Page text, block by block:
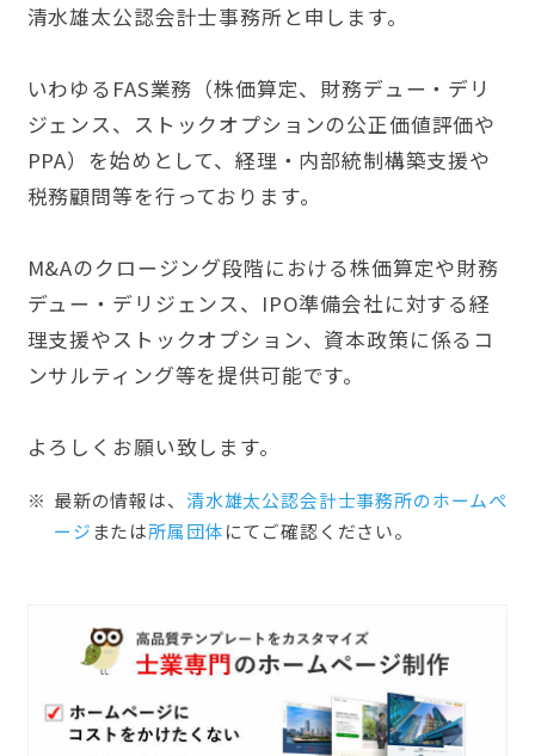
清水雄太公認会計士事務所と申します。
いわゆるFAS業務（株価算定、財務デュー・デリ
ジェンス、ストックオプションの公正価値評価や
PPA）を始めとして、経理・内部統制構築支援や
税務顧問等を行っております。
M&Aのクロージング段階における株価算定や財務
デュー・デリジェンス、IPO準備会社に対する経
理支援やストックオプション、資本政策に係るコ
ンサルティング等を提供可能です。
よろしくお願い致します。
最新の情報は、 清水雄太公認会計士事務所のホームぺ
ージ または所属団体にてご確認ください。